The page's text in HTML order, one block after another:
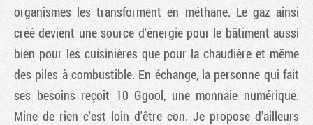
organismes les transforment en méthane. Le gaz ainsi
créé devient une source d'énergie pour le bâtiment aussi
bien pour les cuisinières que pour la chaudière et même
des piles à combustible. En échange, la personne qui fait
ses besoins reçoit 10 Ggool, une monnaie numérique.
Mine de rien c'est loin d'être con. Je propose d'ailleurs